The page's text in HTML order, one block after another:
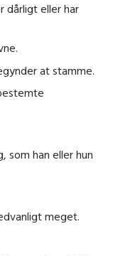
dårligt eller har
at stamme.
som han eller hun
meget.